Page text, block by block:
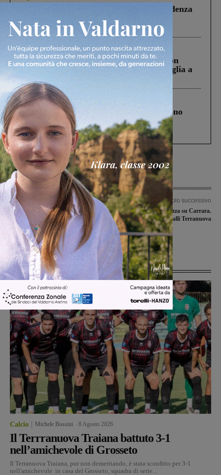
Piscina di Figline finanziata oltre la scadenza
Pnrr, il gruppo di Fratelli d’Italia: “Un
ringraziamento al Governo”
Cronaca 3 Agosto 2026
Scomparso da una struttura di Castiglion
Fiorentino l’uomo che aveva ucciso la figlia a
Levane nel 2020
Cronaca 4 Agosto 2026
Un anno fa la strage in A1 in cui morirono
Gianni, Giulia e Franco. Lo schianto, il
processo, lo stop ai sorpassi fra tir....
Articolo precedente
“Grave che in Valdarno non ci sia più
il Giudice di pace”. Interviene il
neonato gruppo “Amici del
Valdarno”
Articolo successivo
Synergy in scioltezza su Carrara.
Cade ancora il Galli Terranuova
Ultime Notizie
Calcio Michele Bossini 8 Agosto 2026
Il Terrranuova Traiana battuto 3-1
nell’amichevole di Grosseto
Il Terranuova Traiana, pur non demeritando, è stata sconfitto per 3-1
nell'amichevole in casa del Grosseto, squadra di serie...